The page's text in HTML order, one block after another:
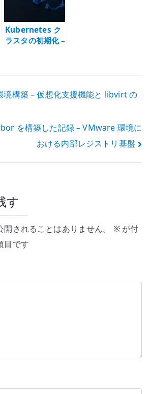
Kubernetes ク
ラスタの初期化 –
境構築 – 仮想化支援機能と libvirt の
を構築した記録 – VMware 環境に
おける内部レジストリ基盤
す
されることはありません。 ※が付
目です